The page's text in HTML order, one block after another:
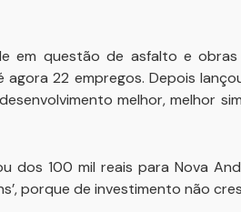
em questão de asfalto e obras
22 empregos. Depois
melhor, melhor
dos 100 mil reais para Nova
porque de investimento não